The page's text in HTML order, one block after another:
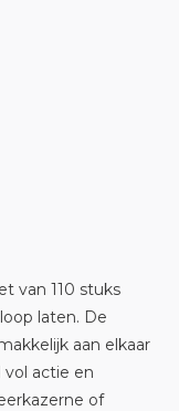
van 110 stuks
laten. De
aan elkaar
actie en
of